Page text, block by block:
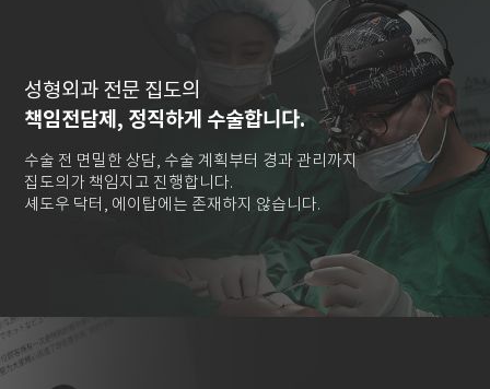
성형외과 전문 집도의
책임전담제, 정직하게 수술합니다.
수술 전 면밀한 상담, 수술 계획부터 경과 관리까지
집도의가 책임지고 진행합니다.
셰도우 닥터, 에이탑에는 존재하지 않습니다.